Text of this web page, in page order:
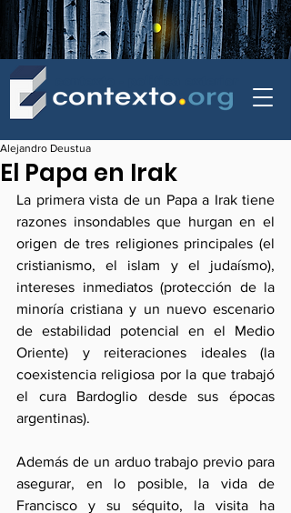
El Papa en Irak
Alejandro Deustua
La primera vista de un Papa a Irak tiene
razones insondables que hurgan en el
origen de tres religiones principales (el
cristianismo, el islam y el judaísmo),
intereses inmediatos (protección de la
minoría cristiana y un nuevo escenario
de estabilidad potencial en el Medio
Oriente) y reiteraciones ideales (la
coexistencia religiosa por la que trabajó
el cura Bardoglio desde sus épocas
argentinas).
Además de un arduo trabajo previo para
asegurar, en lo posible, la vida de
Francisco y su séquito, la visita ha